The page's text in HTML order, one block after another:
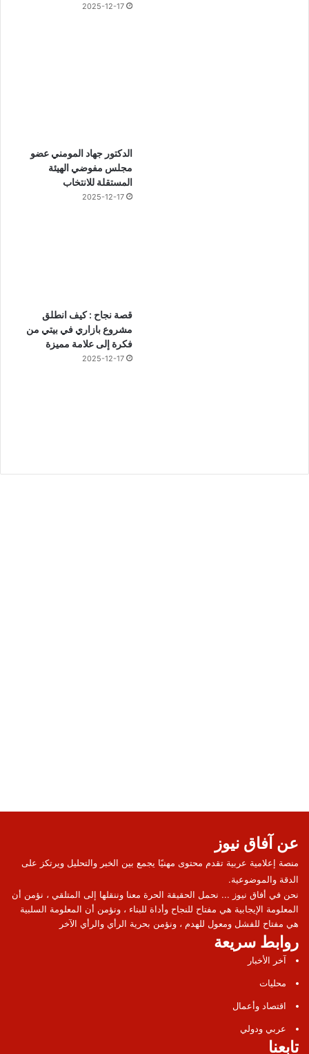
2025-12-17
الدكتور جهاد المومني عضو
مجلس مفوضي الهيئة
المستقلة للانتخاب
2025-12-17
قصة نجاح : كيف انطلق
مشروع بازاري في بيتي من
فكرة إلى علامة مميزة
2025-12-17
عن آفاق نيوز
منصة إعلامية عربية تقدم محتوى مهنيًا يجمع بين الخبر والتحليل ويرتكز على
الدقة والموضوعية.
نحن في أفاق نيوز ... نحمل الحقيقة الحرة معنا وننقلها إلى المتلقي ، نؤمن أن
المعلومة الإيجابية هي مفتاح للنجاح وأداة للبناء ، ونؤمن أن المعلومة السلبية
هي مفتاح للفشل ومعول للهدم ، ونؤمن بحرية الرأي والرأي الآخر
روابط سريعة
آخر الأخبار
محليات
اقتصاد وأعمال
عربي ودولي
تابعنا